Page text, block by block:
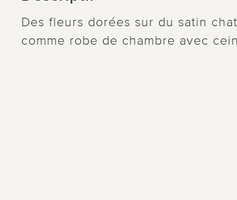
Des fleurs dorées sur du satin
comme robe de chambre avec